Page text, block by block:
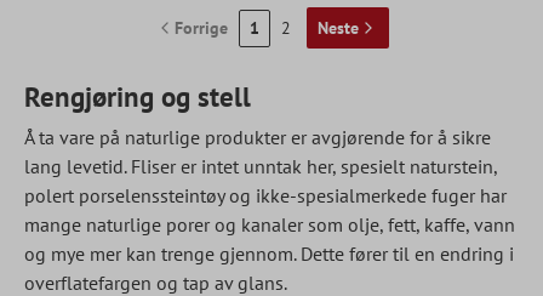
Forrige 1 2 Neste
Rengjøring og stell
Å ta vare på naturlige produkter er avgjørende for å sikre
lang levetid. Fliser er intet unntak her, spesielt naturstein,
polert porselenssteintøy og ikke-spesialmerkede fuger har
mange naturlige porer og kanaler som olje, fett, kaffe, vann
og mye mer kan trenge gjennom. Dette fører til en endring i
overflatefargen og tap av glans.